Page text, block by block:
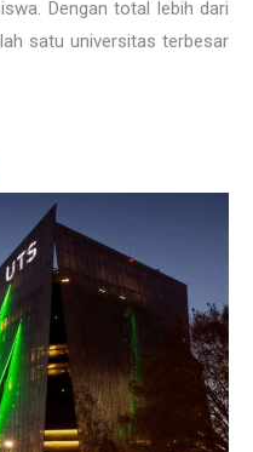
Dengan total lebih dari
satu universitas terbesar